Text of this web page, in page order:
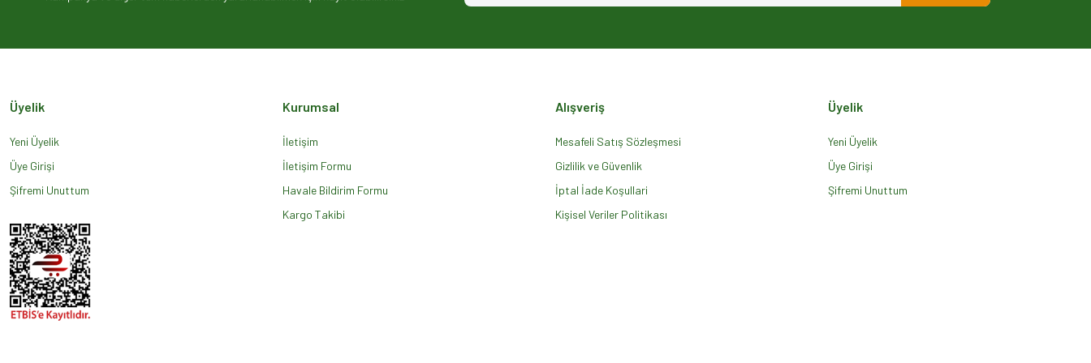
Ürün açıklamasında eksik bilgiler bulunuyor.
Gönder
Üyelik
Yeni Üyelik
Üye Girişi
Şifremi Unuttum
Kurumsal
İletişim
İletişim Formu
Havale Bildirim Formu
Kargo Takibi
Alışveriş
Mesafeli Satış Sözleşmesi
Gizlilik ve Güvenlik
İptal İade Koşullari
Kişisel Veriler Politikası
Üyelik
Yeni Üyelik
Üye Girişi
Şifremi Unuttum